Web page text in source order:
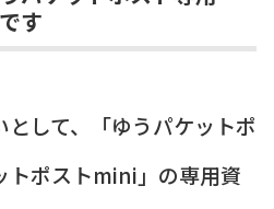
す
して、「ゆうパケットポ
トポストmini」の専用資